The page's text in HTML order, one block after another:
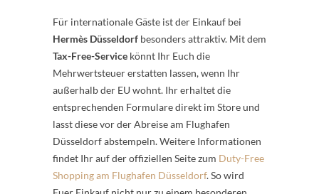
Für internationale Gäste ist der Einkauf bei
Hermès Düsseldorf besonders attraktiv. Mit dem
Tax-Free-Service könnt Ihr Euch die
Mehrwertsteuer erstatten lassen, wenn Ihr
außerhalb der EU wohnt. Ihr erhaltet die
entsprechenden Formulare direkt im Store und
lasst diese vor der Abreise am Flughafen
Düsseldorf abstempeln. Weitere Informationen
findet Ihr auf der offiziellen Seite zum Duty-Free
Shopping am Flughafen Düsseldorf. So wird